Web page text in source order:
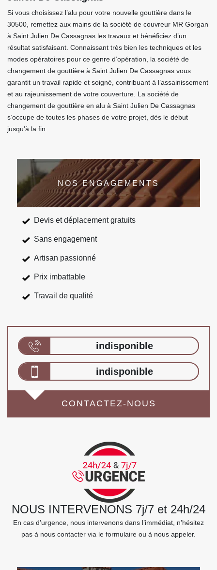
Si vous choisissez l’alu pour votre nouvelle gouttière dans le
30500, remettez aux mains de la société de couvreur MR Gorgan
à Saint Julien De Cassagnas les travaux et bénéficiez d’un
résultat satisfaisant. Connaissant très bien les techniques et les
modes opératoires pour ce genre d’opération, la société de
changement de gouttière à Saint Julien De Cassagnas vous
garantit un travail rapide et soigné, contribuant à l’assainissement
et au rajeunissement de votre couverture. La société de
changement de gouttière en alu à Saint Julien De Cassagnas
s’occupe de toutes les phases de votre projet, dès le début
jusqu’à la fin.
NOS ENGAGEMENTS
Devis et déplacement gratuits
Sans engagement
Artisan passionné
Prix imbattable
Travail de qualité
indisponible
indisponible
CONTACTEZ-NOUS
NOUS INTERVENONS 7j/7 et 24h/24
En cas d’urgence, nous intervenons dans l’immédiat, n’hésitez
pas à nous contacter via le formulaire ou à nous appeler.